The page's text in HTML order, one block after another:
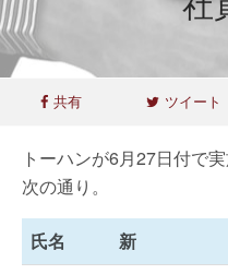
共有 ツイート
トーハンが6月27日付で
次の通り。
氏名 新